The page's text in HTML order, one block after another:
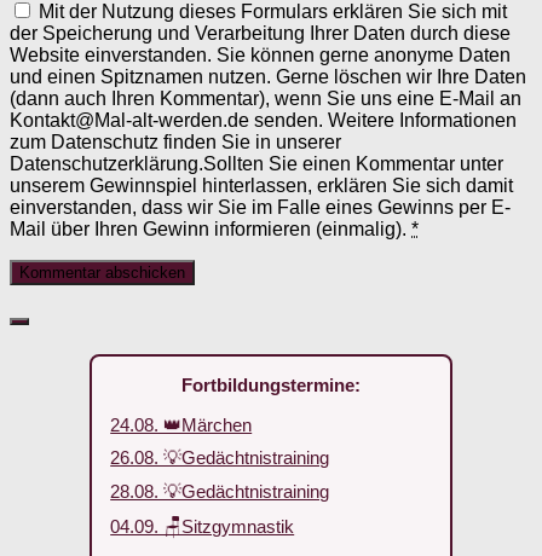
Mit der Nutzung dieses Formulars erklären Sie sich mit
der Speicherung und Verarbeitung Ihrer Daten durch diese
Website einverstanden. Sie können gerne anonyme Daten
und einen Spitznamen nutzen. Gerne löschen wir Ihre Daten
(dann auch Ihren Kommentar), wenn Sie uns eine E-Mail an
Kontakt@Mal-alt-werden.de senden. Weitere Informationen
zum Datenschutz finden Sie in unserer
Datenschutzerklärung.Sollten Sie einen Kommentar unter
unserem Gewinnspiel hinterlassen, erklären Sie sich damit
einverstanden, dass wir Sie im Falle eines Gewinns per E-
Mail über Ihren Gewinn informieren (einmalig). *
Fortbildungstermine:
24.08. 👑Märchen
26.08. 💡Gedächtnistraining
28.08. 💡Gedächtnistraining
04.09. 🪑Sitzgymnastik